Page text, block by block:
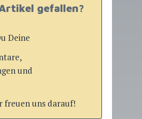
gefallen?
Deine
und
freuen uns darauf!